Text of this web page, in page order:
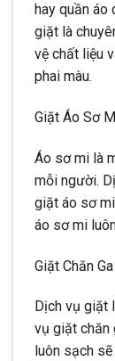
hay quần
giặt là
vệ chất liệu
phai màu.
Giặt Áo Sơ
Áo sơ mi là
mỗi người.
giặt áo sơ
áo sơ mi
Giặt Chăn
Dịch vụ giặt
vụ giặt chăn
luôn sạch